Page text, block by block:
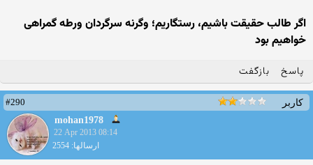
اگر طالب حقیقت باشیم، رستگاریم؛ وگرنه سرگردان ورطه گمراهی
خواهیم بود
پاسخ بازگفت
کاربر
#290
mohan1978
22 Apr 2013 08:14
ارسالها: 2554